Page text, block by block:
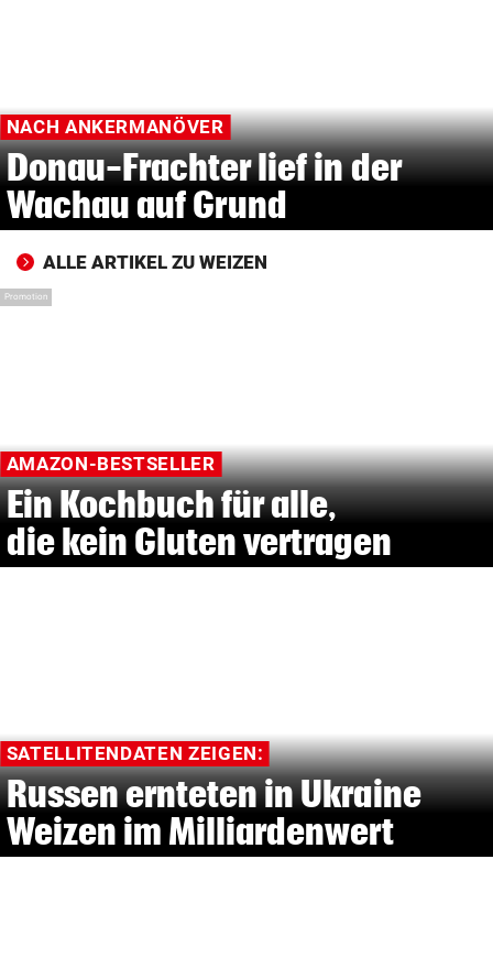
NACH ANKERMANÖVER
Donau-Frachter lief in der
Wachau auf Grund
ALLE ARTIKEL ZU WEIZEN
AMAZON-BESTSELLER
Ein Kochbuch für alle,
die kein Gluten vertragen
Promotion
SATELLITENDATEN ZEIGEN:
Russen ernteten in Ukraine
Weizen im Milliardenwert